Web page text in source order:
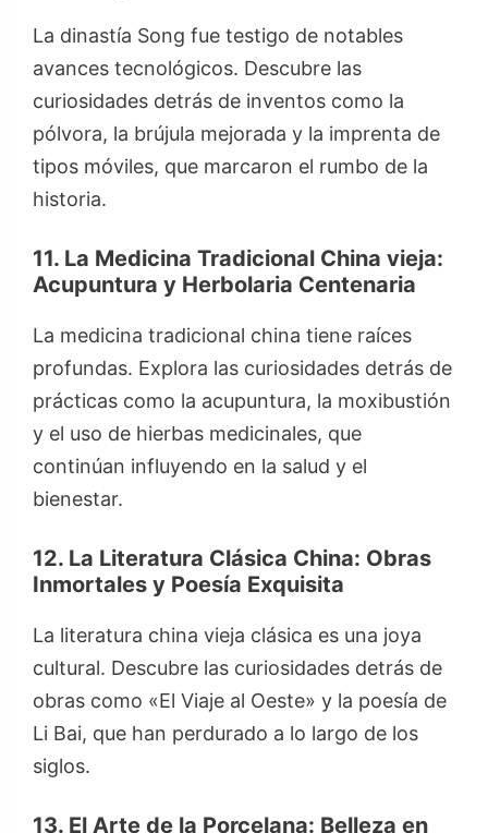
La dinastía Song fue testigo de notables
avances tecnológicos. Descubre las
curiosidades detrás de inventos como la
pólvora, la brújula mejorada y la imprenta de
tipos móviles, que marcaron el rumbo de la
historia.
11. La Medicina Tradicional China vieja:
Acupuntura y Herbolaria Centenaria
La medicina tradicional china tiene raíces
profundas. Explora las curiosidades detrás de
prácticas como la acupuntura, la moxibustión
y el uso de hierbas medicinales, que
continúan influyendo en la salud y el
bienestar.
12. La Literatura Clásica China: Obras
Inmortales y Poesía Exquisita
La literatura china vieja clásica es una joya
cultural. Descubre las curiosidades detrás de
obras como «El Viaje al Oeste» y la poesía de
Li Bai, que han perdurado a lo largo de los
siglos.
13. El Arte de la Porcelana: Belleza en